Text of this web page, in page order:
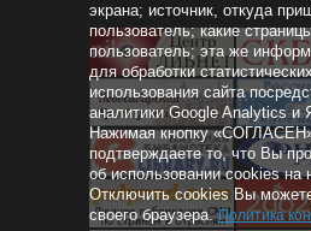
экрана; источник, откуда
пользователь; какие
пользователь; эта же
для обработки
использования сайта
аналитики Google Analytics и
Нажимая кнопку
подтверждаете то, что Вы
об использовании cookies на
Отключить cookies Вы
своего браузера.Политика